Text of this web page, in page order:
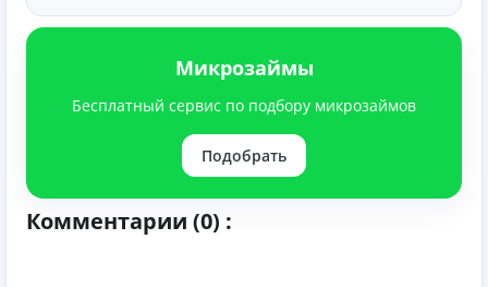
Микрозаймы
Бесплатный сервис по подбору микрозаймов
Подобрать
Комментарии (0) :